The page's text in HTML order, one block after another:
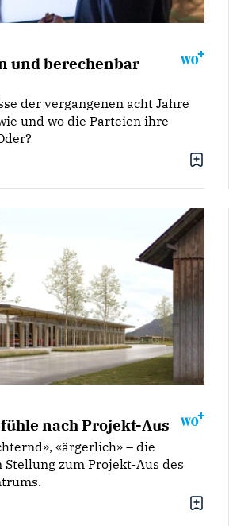
und berechenbar
der vergangenen acht Jahre
und wo die Parteien ihre
nach Projekt-Aus
«ärgerlich» – die
zum Projekt-Aus des